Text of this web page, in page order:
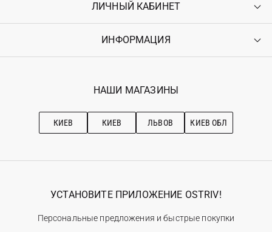
Контакты
Возврат
Гарантия
ЛИЧНЫЙ КАБИНЕТ
Войти
Ostriv Club+
ИНФОРМАЦИЯ
Наши магазини
Рекомендации по уходу
НАШИ МАГАЗИНЫ
КИЕВ КИЕВ ЛЬВОВ КИЕВ ОБЛ
УСТАНОВИТЕ ПРИЛОЖЕНИЕ OSTRIV!
Персональные предложения и быстрые покупки